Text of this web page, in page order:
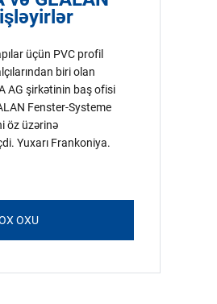
üçün PVC profil
biri olan
AG şirkətinin baş ofisi
Fenster-Systeme
öz üzərinə
Yuxarı Frankoniya.
OXU